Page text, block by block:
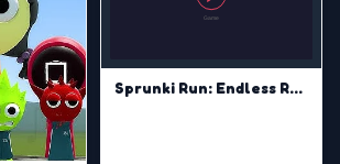
Sprunki Run: Endless Racing